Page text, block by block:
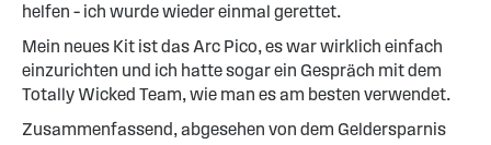
helfen – ich wurde wieder einmal gerettet.
Mein neues Kit ist das Arc Pico, es war wirklich einfach
einzurichten und ich hatte sogar ein Gespräch mit dem
Totally Wicked Team, wie man es am besten verwendet.
Zusammenfassend, abgesehen von dem Geldersparnis